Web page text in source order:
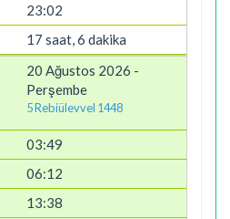
23:02
17 saat, 6 dakika
20 Ağustos 2026 -
Perşembe
5 Rebiülevvel 1448
03:49
06:12
13:38